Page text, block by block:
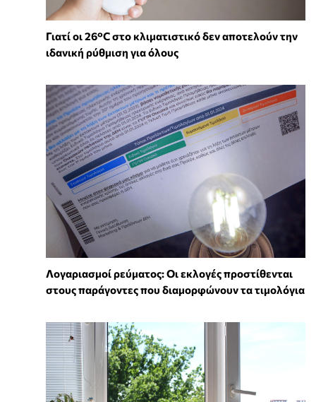
Γιατί οι 26°C στο κλιματιστικό δεν αποτελούν την
ιδανική ρύθμιση για όλους
Λογαριασμοί ρεύματος: Οι εκλογές προστίθενται
στους παράγοντες που διαμορφώνουν τα τιμολόγια